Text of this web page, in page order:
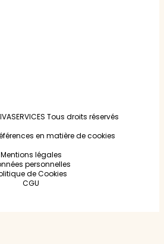
Tous droits réservés
en matière de cookies
Mentions légales
personnelles
de Cookies
CGU